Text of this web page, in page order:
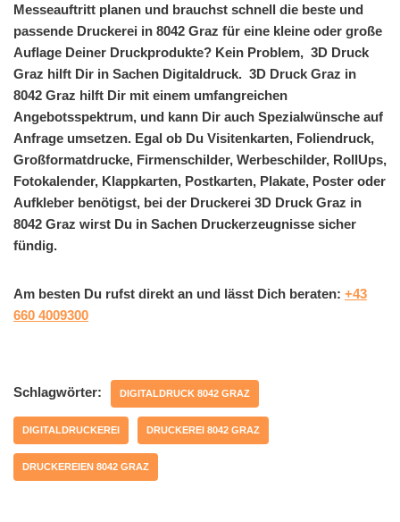
Messeauftritt planen und brauchst schnell die beste und
passende Druckerei in 8042 Graz für eine kleine oder große
Auflage Deiner Druckprodukte? Kein Problem, 3D Druck
Graz hilft Dir in Sachen Digitaldruck. 3D Druck Graz in
8042 Graz hilft Dir mit einem umfangreichen
Angebotsspektrum, und kann Dir auch Spezialwünsche auf
Anfrage umsetzen. Egal ob Du Visitenkarten, Foliendruck,
Großformatdrucke, Firmenschilder, Werbeschilder, RollUps,
Fotokalender, Klappkarten, Postkarten, Plakate, Poster oder
Aufkleber benötigst, bei der Druckerei 3D Druck Graz in
8042 Graz wirst Du in Sachen Druckerzeugnisse sicher
fündig.
Am besten Du rufst direkt an und lässt Dich beraten: +43
660 4009300
Schlagwörter: DIGITALDRUCK 8042 GRAZ
DIGITALDRUCKEREI DRUCKEREI 8042 GRAZ
DRUCKEREIEN 8042 GRAZ